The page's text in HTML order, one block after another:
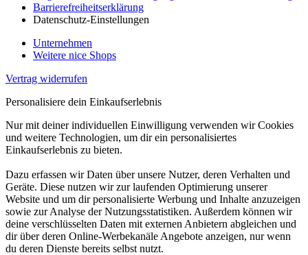
Barrierefreiheitserklärung
Datenschutz-Einstellungen
Unternehmen
Weitere nice Shops
Vertrag widerrufen
Personalisiere dein Einkaufserlebnis
Nur mit deiner individuellen Einwilligung verwenden wir Cookies
und weitere Technologien, um dir ein personalisiertes
Einkaufserlebnis zu bieten.
Dazu erfassen wir Daten über unsere Nutzer, deren Verhalten und
Geräte. Diese nutzen wir zur laufenden Optimierung unserer
Website und um dir personalisierte Werbung und Inhalte anzuzeigen
sowie zur Analyse der Nutzungsstatistiken. Außerdem können wir
deine verschlüsselten Daten mit externen Anbietern abgleichen und
dir über deren Online-Werbekanäle Angebote anzeigen, nur wenn
du deren Dienste bereits selbst nutzt.